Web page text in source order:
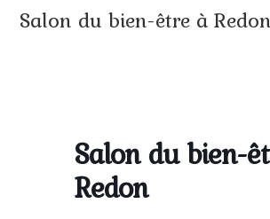
Salon du bien-être à Redon
Salon du bien-
Redon